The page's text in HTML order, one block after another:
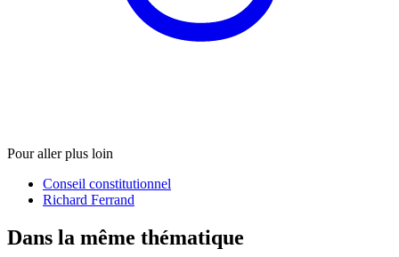
Pour aller plus loin
Conseil constitutionnel
Richard Ferrand
Dans la même thématique